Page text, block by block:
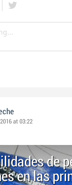
at 03:22
de
en las